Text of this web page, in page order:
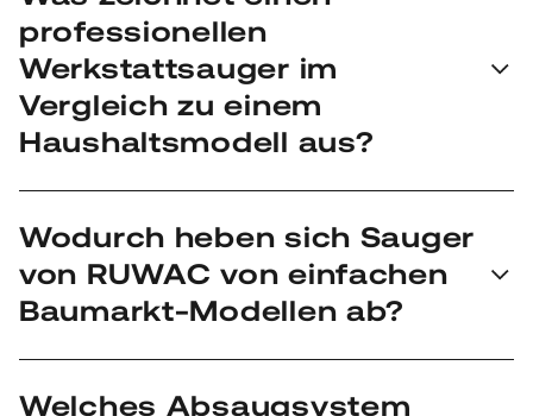
professionellen
Werkstattsauger im
Vergleich zu einem
Haushaltsmodell aus?
geringen Mengen konzipiert. Professionelle
Absaugsysteme verfügen hingegen über eine deutlich
höhere Saugleistung, robustere Gehäuse und
Flüssigkeiten oder große Mengen an feinem
Industriestaub problemlos bewältigen.
Wodurch heben sich Sauger
von RUWAC von einfachen
Baumarkt-Modellen ab?
Welches Absaugsystem